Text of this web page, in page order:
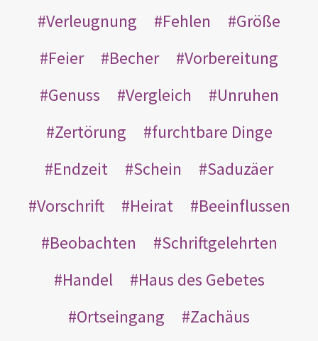
Verleugnung Fehlen
Größe
Feier
Becher
Vorbereitung
Genuss
Vergleich
Unruhen
Zertörung
furchtbare Dinge
Endzeit
Schein
Saduzäer
Vorschrift
Heirat
Beeinflussen
Beobachten
Schriftgelehrten
Handel
Haus des Gebetes
Ortseingang
Zachäus